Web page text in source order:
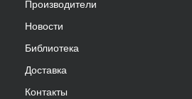
Производители
Новости
Библиотека
Доставка
Контакты